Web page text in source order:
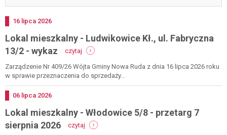
Dodano
16 lipca 2026
Lokal mieszkalny - Ludwikowice Kł., ul. Fabryczna
13/2 - wykaz
czytaj
lokal
mieszkalny
-
fabryczna
13/2
-
Zarządzenie Nr 409/26 Wójta Gminy Nowa Ruda z dnia 16 lipca 2026 roku
w sprawie przeznaczenia do sprzedaży...
Dodano
06 lipca 2026
Lokal mieszkalny - Włodowice 5/8 - przetarg 7
sierpnia 2026
czytaj
lokal